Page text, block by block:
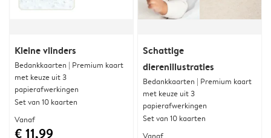
Kleine vlinders
Bedankkaarten | Premium kaart
met keuze uit 3
papierafwerkingen
Set van 10 kaarten
Vanaf
€ 11,99
Schattige
dierenillustraties
Bedankkaarten | Premium kaart
met keuze uit 3
papierafwerkingen
Set van 10 kaarten
Vanaf